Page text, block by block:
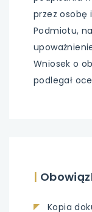
przez osobę
Podmiotu,
Wniosek o
podlegał
|
Kopia